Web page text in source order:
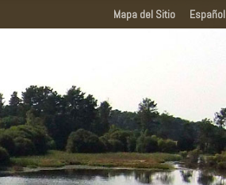
Mapa del Sitio Español